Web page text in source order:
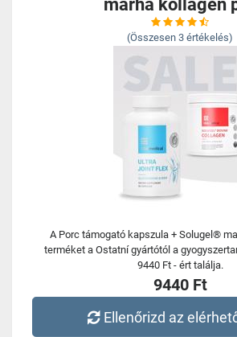
marha kollagén
(Összesen 3 értékelés)
A Porc támogató kapszula + Solugel®
terméket a Ostatní gyártótól a
9440 Ft - ért találja.
9440 Ft
Ellenőrizd az